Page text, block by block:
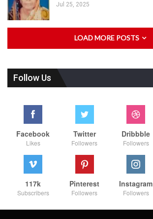
Jul 25, 2025
LOAD MORE POSTS
Follow Us
Facebook
Likes
Twitter
Followers
Dribbble
Followers
117k
Subscribers
Pinterest
Followers
Instagram
Followers